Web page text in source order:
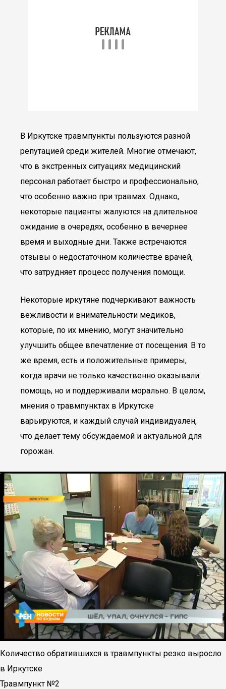
В Иркутске травмпункты пользуются разной
репутацией среди жителей. Многие отмечают,
что в экстренных ситуациях медицинский
персонал работает быстро и профессионально,
что особенно важно при травмах. Однако,
некоторые пациенты жалуются на длительное
ожидание в очередях, особенно в вечернее
время и выходные дни. Также встречаются
отзывы о недостаточном количестве врачей,
что затрудняет процесс получения помощи.
Некоторые иркутяне подчеркивают важность
вежливости и внимательности медиков,
которые, по их мнению, могут значительно
улучшить общее впечатление от посещения. В то
же время, есть и положительные примеры,
когда врачи не только качественно оказывали
помощь, но и поддерживали морально. В целом,
мнения о травмпунктах в Иркутске
варьируются, и каждый случай индивидуален,
что делает тему обсуждаемой и актуальной для
горожан.
Количество обратившихся в травмпункты резко выросло
в Иркутске
Травмпункт №2